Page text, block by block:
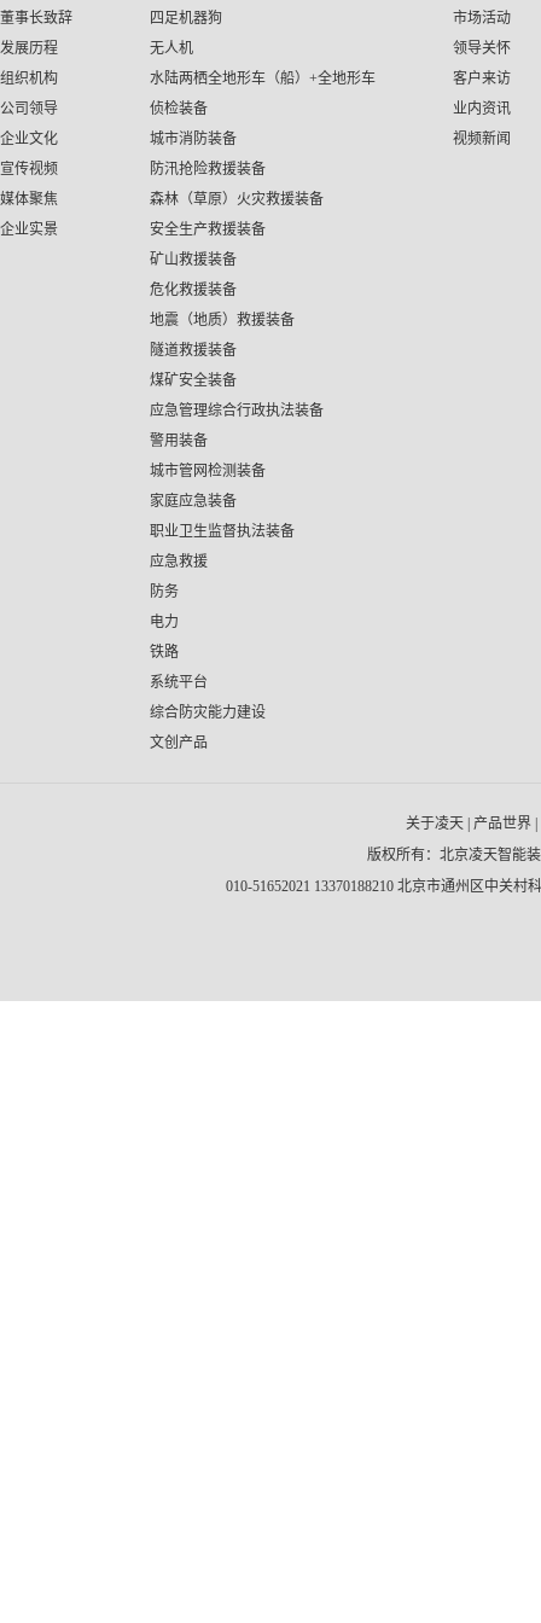
董事长致辞
发展历程
组织机构
公司领导
企业文化
宣传视频
媒体聚焦
企业实景
四足机器狗
无人机
水陆两栖全地形车（船）+全地形车
侦检装备
城市消防装备
防汛抢险救援装备
森林（草原）火灾救援装备
安全生产救援装备
矿山救援装备
危化救援装备
地震（地质）救援装备
隧道救援装备
煤矿安全装备
应急管理综合行政执法装备
警用装备
城市管网检测装备
家庭应急装备
职业卫生监督执法装备
应急救援
防务
电力
铁路
系统平台
综合防灾能力建设
文创产品
市场活动
领导关怀
客户来访
业内资讯
视频新闻
关于凌天 产品世界
版权所有：北京凌天智能
010-51652021 13370188210 北京市通州区中关